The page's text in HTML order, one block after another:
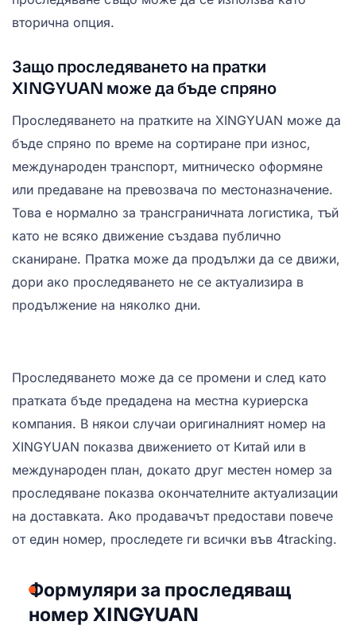
вторична опция.
Защо проследяването на пратки
XINGYUAN може да бъде спряно
Проследяването на пратките на XINGYUAN може да
бъде спряно по време на сортиране при износ,
международен транспорт, митническо оформяне
или предаване на превозвача по местоназначение.
Това е нормално за трансграничната логистика, тъй
като не всяко движение създава публично
сканиране. Пратка може да продължи да се движи,
дори ако проследяването не се актуализира в
продължение на няколко дни.
Проследяването може да се промени и след като
пратката бъде предадена на местна куриерска
компания. В някои случаи оригиналният номер на
XINGYUAN показва движението от Китай или в
международен план, докато друг местен номер за
проследяване показва окончателните актуализации
на доставката. Ако продавачът предостави повече
от един номер, проследете ги всички във 4tracking.
Формуляри за проследяващ
номер XINGYUAN